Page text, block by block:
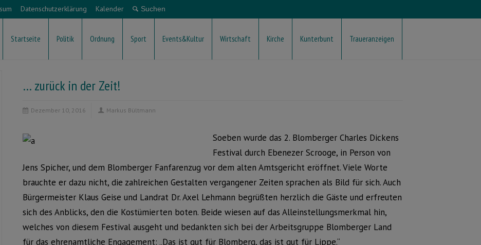
Datenschutzerklärung Kalender
Startseite Politik Ordnung Sport Events&Kultur Wirtschaft Kirche Kunterbunt Traueranzeigen
… zurück in der Zeit!
Dezember 10, 2016 Markus Bültmann
Soeben wurde das 2. Blomberger Charles Dickens
Festival durch Ebenezer Scrooge, in Person von
Jens Spicher, und dem Blomberger Fanfarenzug vor dem alten Amtsgericht eröffnet. Viele Worte
brauchte er dazu nicht, die zahlreichen Gestalten vergangener Zeiten sprachen als Bild für sich. Auch
Bürgermeister Klaus Geise und Landrat Dr. Axel Lehmann begrüßten herzlich die Gäste und erfreuten
sich des Anblicks, den die Kostümierten boten. Beide wiesen auf das Alleinstellungsmerkmal hin,
welches von diesem Festival ausgeht und bedankten sich bei der Arbeitsgruppe Blomberger Land
für das ehrenamtliche Engagement: „Das ist gut für Blomberg, das ist gut für Lippe.“